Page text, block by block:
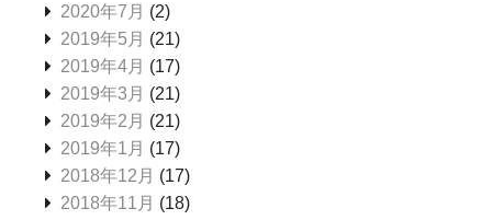
2020年7月 (2)
2019年5月 (21)
2019年4月 (17)
2019年3月 (21)
2019年2月 (21)
2019年1月 (17)
2018年12月 (17)
2018年11月 (18)